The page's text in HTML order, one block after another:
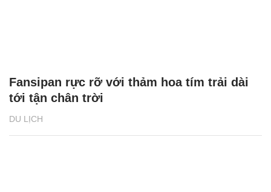
DU LỊCH
Fansipan rực rỡ với thảm hoa tím trải dài
tới tận chân trời